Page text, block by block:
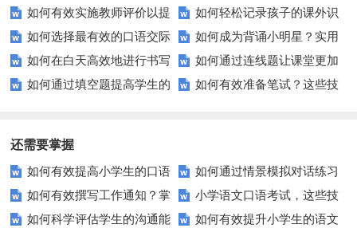
小组成员的积极性？
育选择？
如何有效实施教师评价以提
升教学质量？
如何轻松记录孩子的课外识
字进展？
如何选择最有效的口语交际
测试方法？——探索提升沟通技
巧的秘密
如何成为背诵小明星？实用
技巧让你事半功倍！
如何在白天高效地进行书写
练习？掌握这些技巧让你事半功
如何通过连线题让课堂更加
生动有趣？
如何通过填空题提高学生的
如何有效准备笔试？这些技
还需要掌握
如何有效提高小学生的口语
交际测试成绩？
如何通过情景模拟对话练习
提高你的沟通能力？
如何有效撰写工作通知？掌
握这些技巧让你的通知更专业！
小学语文口语考试，这些技
巧让孩子自信应考？
如何科学评估学生的沟通能
如何有效提升小学生的语文